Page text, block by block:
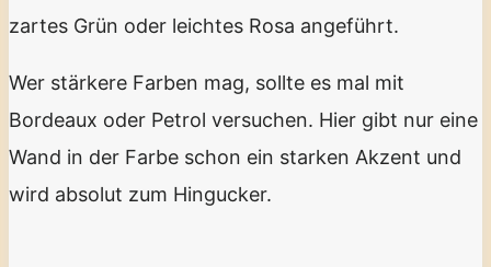
zartes Grün oder leichtes Rosa angeführt.
Wer stärkere Farben mag, sollte es mal mit
Bordeaux oder Petrol versuchen. Hier gibt nur eine
Wand in der Farbe schon ein starken Akzent und
wird absolut zum Hingucker.